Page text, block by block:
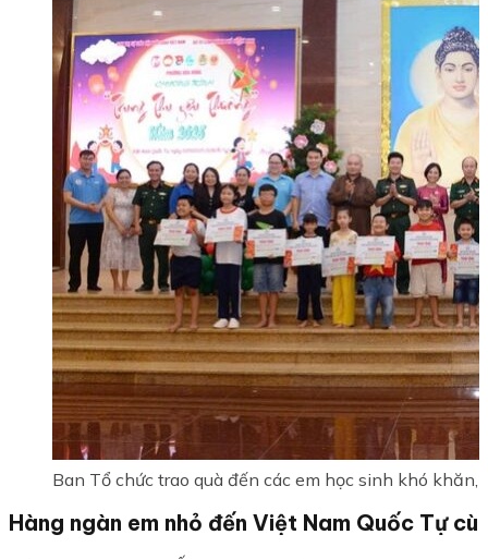
Ban Tổ chức trao quà đến các em học sinh khó khăn,
Hàng ngàn em nhỏ đến Việt Nam Quốc Tự